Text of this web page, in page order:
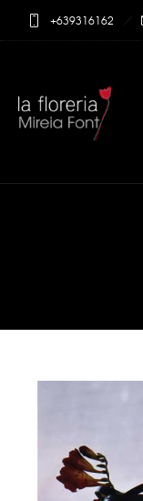
+639316162